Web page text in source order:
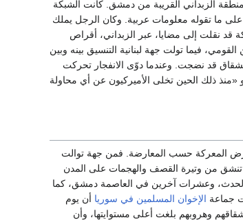
الزبداني القريبة من دمشق. كانت الشبكة
ما تقوله معلومات عربية. وكان الرجل يملك
قد نقلت إلى مضايا، عبر الزبداني، أقراص
فيما تولت جهة لبنانية التنسيق بينه وبين
قد نضجت. وعندما دوّى الانفجار تحركت
ذلك الحين تخلى الأميركيون عن أي محاولة
أرض المعركة حسب المعارضة. فمن جهة توالت
من وتيرة القصف والهجمات على المدن
الحدث، وعشرات آخرين في العاصمة دمشق، كما
جماعة الإخوان المسلمين في سوريا أن يوم
وهروبهم بلغت أعلى مستوايتها، وأن